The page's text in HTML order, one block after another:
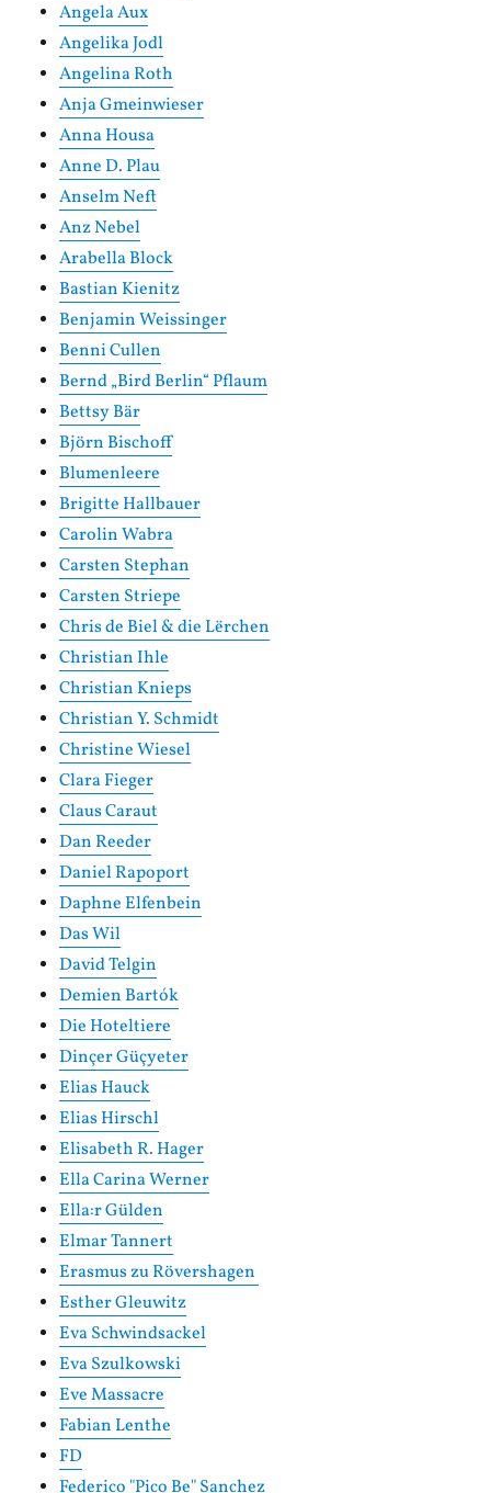
Angela Aux
Angelika Jodl
Angelina Roth
Anja Gmeinwieser
Anna Housa
Anne D. Plau
Anselm Neft
Anz Nebel
Arabella Block
Bastian Kienitz
Benjamin Weissinger
Benni Cullen
Bernd „Bird Berlin“ Pflaum
Bettsy Bär
Björn Bischoff
Blumenleere
Brigitte Hallbauer
Carolin Wabra
Carsten Stephan
Carsten Striepe
Chris de Biel & die Lërchen
Christian Ihle
Christian Knieps
Christian Y. Schmidt
Christine Wiesel
Clara Fieger
Claus Caraut
Dan Reeder
Daniel Rapoport
Daphne Elfenbein
Das Wil
David Telgin
Demien Bartók
Die Hoteltiere
Dinçer Güçyeter
Elias Hauck
Elias Hirschl
Elisabeth R. Hager
Ella Carina Werner
Ella:r Gülden
Elmar Tannert
Erasmus zu Rövershagen
Esther Gleuwitz
Eva Schwindsackel
Eva Szulkowski
Eve Massacre
Fabian Lenthe
FD
Federico "Pico Be" Sanchez